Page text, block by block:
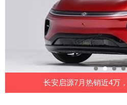
长安启源7月热销近4万